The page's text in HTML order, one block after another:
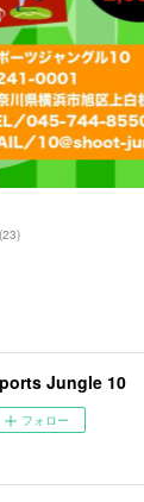
(23)
フォロー